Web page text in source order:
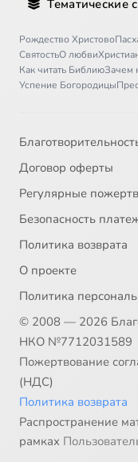
Тематические
Рождество Христово
СвятостьО любви
Как читать БиблиюЗачем
Успение Богородицы
Договор оферты
Регулярные
Безопасность
Политика возврата
О проекте
Политика
© 2008 — 2026
НКО №7712031589
Пожертвование
(НДС)
Политика возврата
Распространение
рамках